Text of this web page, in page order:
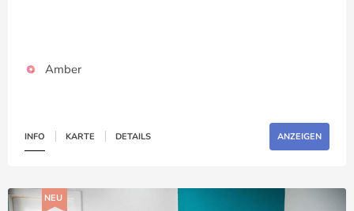
Amber
INFO KARTE DETAILS ANZEIGEN
NEU